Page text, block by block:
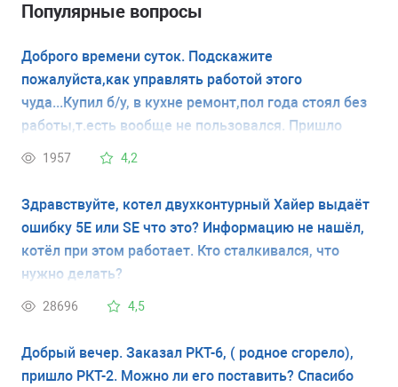
Популярные вопросы
Доброго времени суток. Подскажите
пожалуйста,как управлять работой этого
чуда...Купил б/у, в кухне ремонт,пол года стоял без
работы,т.есть вообще не пользовался. Пришло
время,просто включил в розетку... Уже пол дня
вкл.кондиционере,это при закрытых дверцах..
внутри плюс два градуса,морозилка минус 18 по
Цельсию. Подскажите, как его угомонить,Аль
мануал какой почитать. Заранее спасибо!
1957 4,2
Здравствуйте, котел двухконтурный Хайер выдаёт
ошибку 5Е или SE что это? Информацию не нашёл,
котёл при этом работает. Кто сталкивался, что
нужно делать?
28696 4,5
Добрый вечер. Заказал РКТ-6, ( родное сгорело),
пришло РКТ-2. Можно ли его поставить? Спасибо